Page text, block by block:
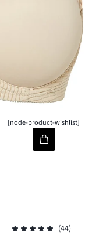
[node-product-wishlist]
(44)